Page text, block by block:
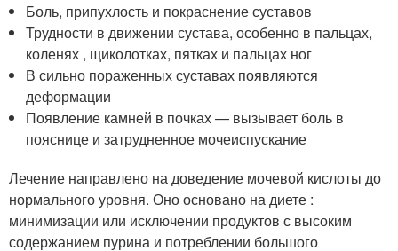
Боль, припухлость и покраснение суставов
Трудности в движении сустава, особенно в пальцах,
коленях , щиколотках, пятках и пальцах ног
В сильно пораженных суставах появляются
деформации
Появление камней в почках — вызывает боль в
пояснице и затрудненное мочеиспускание
Лечение направлено на доведение мочевой кислоты до
нормального уровня. Оно основано на диете :
минимизации или исключении продуктов с высоким
содержанием пурина и потреблении большого